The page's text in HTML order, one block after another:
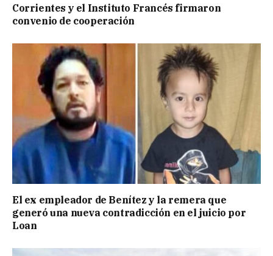
Corrientes y el Instituto Francés firmaron
convenio de cooperación
El ex empleador de Benítez y la remera que
generó una nueva contradicción en el juicio por
Loan